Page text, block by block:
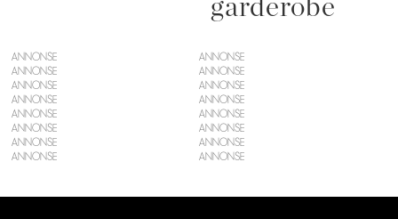
garderobe
ANNONSE
ANNONSE
ANNONSE
ANNONSE
ANNONSE
ANNONSE
ANNONSE
ANNONSE